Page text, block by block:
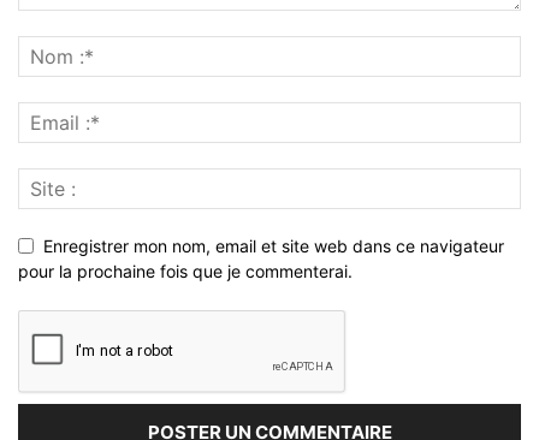
Enregistrer mon nom, email et site web dans ce navigateur
pour la prochaine fois que je commenterai.